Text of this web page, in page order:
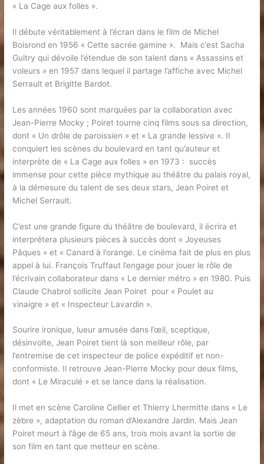
« La Cage aux folles ».
Il débute véritablement à l’écran dans le film de Michel
Boisrond en 1956 « Cette sacrée gamine ». Mais c’est Sacha
Guitry qui dévoile l’étendue de son talent dans « Assassins et
voleurs » en 1957 dans lequel il partage l’affiche avec Michel
Serrault et Brigitte Bardot.
Les années 1960 sont marquées par la collaboration avec
Jean-Pierre Mocky ; Poiret tourne cinq films sous sa direction,
dont « Un drôle de paroissien » et « La grande lessive ». Il
conquiert les scènes du boulevard en tant qu’auteur et
interprète de « La Cage aux folles » en 1973 : succès
immense pour cette pièce mythique au théâtre du palais royal,
à la démesure du talent de ses deux stars, Jean Poiret et
Michel Serrault.
C’est une grande figure du théâtre de boulevard, il écrira et
interprétera plusieurs pièces à succès dont « Joyeuses
Pâques » et « Canard à l’orange. Le cinéma fait de plus en plus
appel à lui. François Truffaut l’engage pour jouer le rôle de
l’écrivain collaborateur dans « Le dernier métro » en 1980. Puis
Claude Chabrol sollicite Jean Poiret pour « Poulet au
vinaigre » et « Inspecteur Lavardin ».
Sourire ironique, lueur amusée dans l’œil, sceptique,
désinvolte, Jean Poiret tient là son meilleur rôle, par
l’entremise de cet inspecteur de police expéditif et non-
conformiste. Il retrouve Jean-Pierre Mocky pour deux films,
dont « Le Miraculé » et se lance dans la réalisation.
Il met en scène Caroline Cellier et Thierry Lhermitte dans « Le
zèbre », adaptation du roman d’Alexandre Jardin. Mais Jean
Poiret meurt à l’âge de 65 ans, trois mois avant la sortie de
son film en tant que metteur en scène.